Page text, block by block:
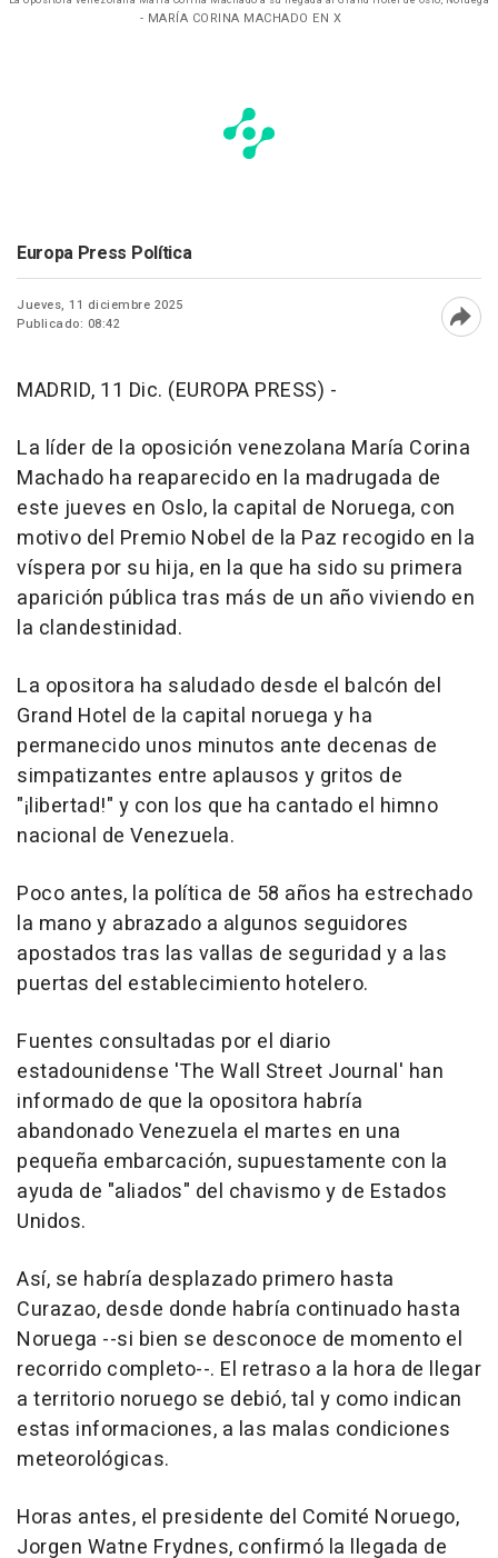
- MARÍA CORINA MACHADO EN X
Europa Press Política
Jueves, 11 diciembre 2025
Publicado: 08:42
MADRID, 11 Dic. (EUROPA PRESS) -
La líder de la oposición venezolana María Corina
Machado ha reaparecido en la madrugada de
este jueves en Oslo, la capital de Noruega, con
motivo del Premio Nobel de la Paz recogido en la
víspera por su hija, en la que ha sido su primera
aparición pública tras más de un año viviendo en
la clandestinidad.
La opositora ha saludado desde el balcón del
Grand Hotel de la capital noruega y ha
permanecido unos minutos ante decenas de
simpatizantes entre aplausos y gritos de
"¡libertad!" y con los que ha cantado el himno
nacional de Venezuela.
Poco antes, la política de 58 años ha estrechado
la mano y abrazado a algunos seguidores
apostados tras las vallas de seguridad y a las
puertas del establecimiento hotelero.
Fuentes consultadas por el diario
estadounidense 'The Wall Street Journal' han
informado de que la opositora habría
abandonado Venezuela el martes en una
pequeña embarcación, supuestamente con la
ayuda de "aliados" del chavismo y de Estados
Unidos.
Así, se habría desplazado primero hasta
Curazao, desde donde habría continuado hasta
Noruega --si bien se desconoce de momento el
recorrido completo--. El retraso a la hora de llegar
a territorio noruego se debió, tal y como indican
estas informaciones, a las malas condiciones
meteorológicas.
Horas antes, el presidente del Comité Noruego,
Jorgen Watne Frydnes, confirmó la llegada de